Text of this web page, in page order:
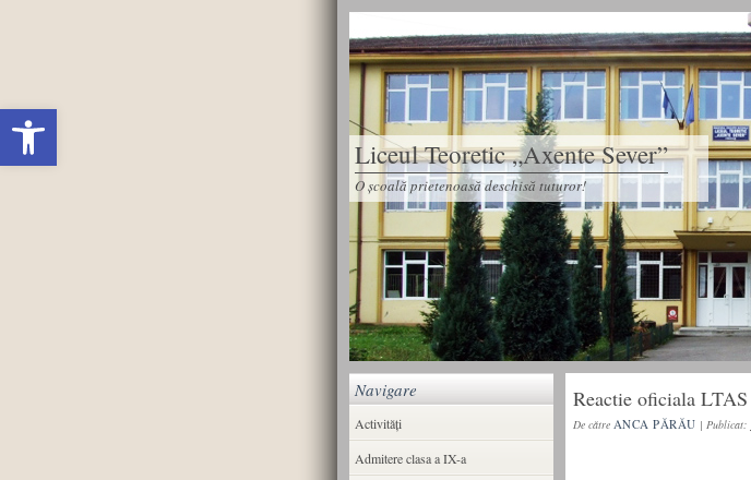
Deschide bara de unelte
Liceul Teoretic „Axente Sever”
O școală prietenoasă deschisă tuturor!
Reactie oficiala LTAS
De către ANCA PĂRĂU | Publicat:
Navigare
Activități
Admitere clasa a IX-a